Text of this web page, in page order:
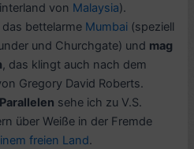
von Malaysia).
bettelarme Mumbai (speziell
und Churchgate) und mag
, das klingt auch nach dem
Gregory David Roberts.
sehe ich zu V.S.
über Weiße in der Fremde
freien Land.